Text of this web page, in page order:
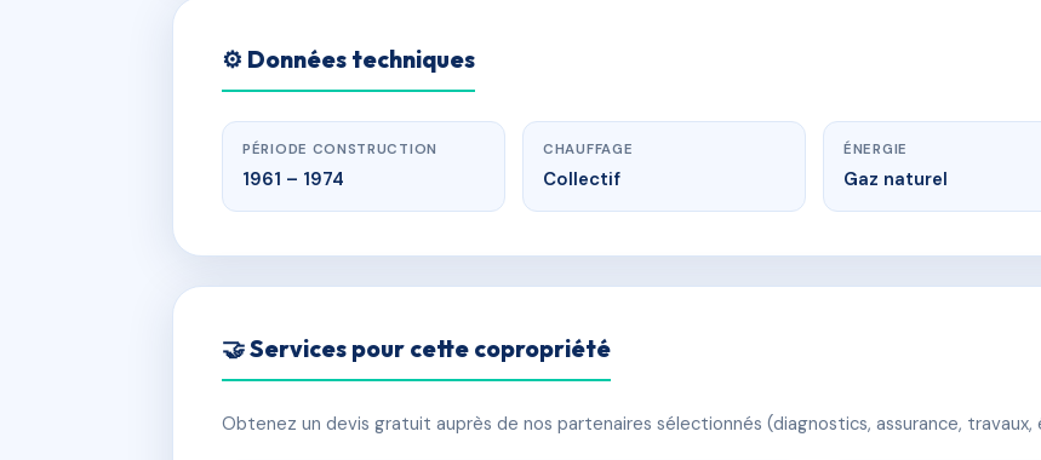
⚙️ Données techniques
PÉRIODE CONSTRUCTION
1961 – 1974
CHAUFFAGE
Collectif
ÉNERGIE
Gaz naturel
🤝 Services pour cette copropriété
Obtenez un devis gratuit auprès de nos partenaires sélectionnés (diagnostics, assurance, travaux,